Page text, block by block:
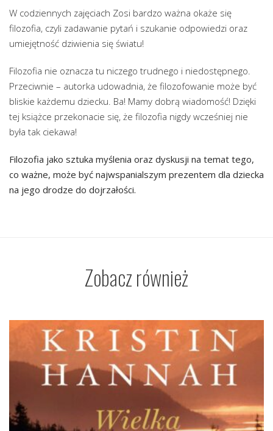
W codziennych zajęciach Zosi bardzo ważna okaże się
filozofia, czyli zadawanie pytań i szukanie odpowiedzi oraz
umiejętność dziwienia się światu!
Filozofia nie oznacza tu niczego trudnego i niedostępnego.
Przeciwnie – autorka udowadnia, że filozofowanie może być
bliskie każdemu dziecku. Ba! Mamy dobrą wiadomość! Dzięki
tej książce przekonacie się, że filozofia nigdy wcześniej nie
była tak ciekawa!
Filozofia jako sztuka myślenia oraz dyskusji na temat tego,
co ważne, może być najwspanialszym prezentem dla dziecka
na jego drodze do dojrzałości.
Zobacz również